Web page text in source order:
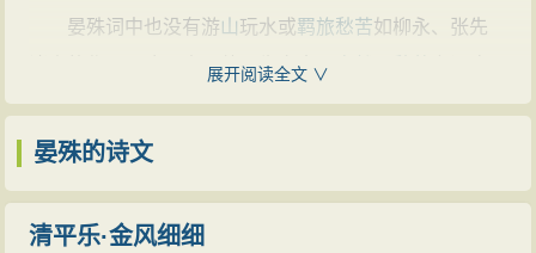
大中祥符元年（1008年）任光禄寺丞，他 父亲
召回任职，跟从皇上到太清官
祭祀
期结束后再任职。皇上没有允许。又被调任为太常寺
丞，被提升为左正言、直史馆，做了升王府记室参军，
掌书写笺。年中时，迁升为户部员外郎，做了太子舍
晏殊词中也没有游山玩水或羁旅愁苦如柳永、张先
诸人的作品，这是由于他一生富贵，
他也并非全无悲戚，不过他所悲所戚的是人生中共有的
“无可奈何”的共悲，而非个人为某事的小悲小痛，又因为
观那样表达出来，所以他词中又似乎有一种潜伏的
展开阅读全文 ∨
晏殊的诗文
清平乐·金风细细